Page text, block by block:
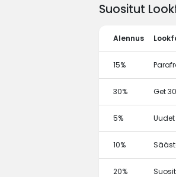
Suositut
Alennus
15%
30% Get
5%
10%
20%